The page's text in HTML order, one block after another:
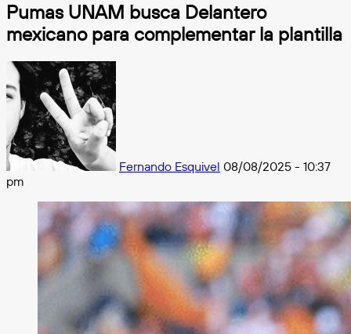
Pumas UNAM busca Delantero
mexicano para complementar la plantilla
Fernando Esquivel 08/08/2025 - 10:37
pm